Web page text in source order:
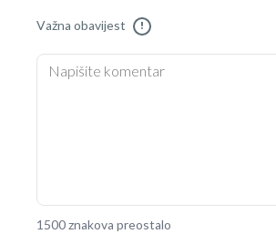
Važna obavijest !
1500 znakova preostalo